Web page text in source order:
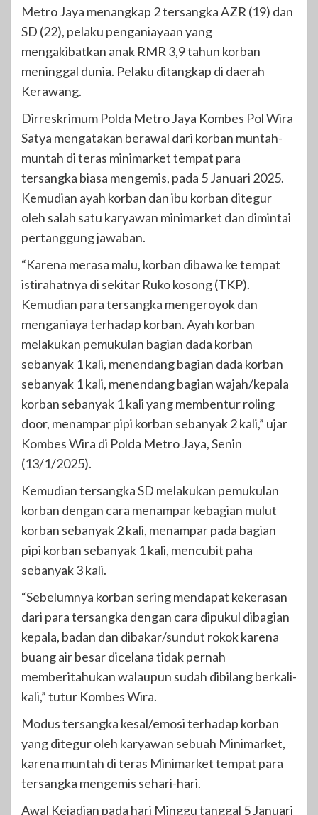
Metro Jaya menangkap 2 tersangka AZR (19) dan
SD (22), pelaku penganiayaan yang
mengakibatkan anak RMR 3,9 tahun korban
meninggal dunia. Pelaku ditangkap di daerah
Kerawang.
Dirreskrimum Polda Metro Jaya Kombes Pol Wira
Satya mengatakan berawal dari korban muntah-
muntah di teras minimarket tempat para
tersangka biasa mengemis, pada 5 Januari 2025.
Kemudian ayah korban dan ibu korban ditegur
oleh salah satu karyawan minimarket dan dimintai
pertanggung jawaban.
“Karena merasa malu, korban dibawa ke tempat
istirahatnya di sekitar Ruko kosong (TKP).
Kemudian para tersangka mengeroyok dan
menganiaya terhadap korban. Ayah korban
melakukan pemukulan bagian dada korban
sebanyak 1 kali, menendang bagian dada korban
sebanyak 1 kali, menendang bagian wajah/kepala
korban sebanyak 1 kali yang membentur roling
door, menampar pipi korban sebanyak 2 kali,” ujar
Kombes Wira di Polda Metro Jaya, Senin
(13/1/2025).
Kemudian tersangka SD melakukan pemukulan
korban dengan cara menampar kebagian mulut
korban sebanyak 2 kali, menampar pada bagian
pipi korban sebanyak 1 kali, mencubit paha
sebanyak 3 kali.
“Sebelumnya korban sering mendapat kekerasan
dari para tersangka dengan cara dipukul dibagian
kepala, badan dan dibakar/sundut rokok karena
buang air besar dicelana tidak pernah
memberitahukan walaupun sudah dibilang berkali-
kali,” tutur Kombes Wira.
Modus tersangka kesal/emosi terhadap korban
yang ditegur oleh karyawan sebuah Minimarket,
karena muntah di teras Minimarket tempat para
tersangka mengemis sehari-hari.
Awal Kejadian pada hari Minggu tanggal 5 Januari